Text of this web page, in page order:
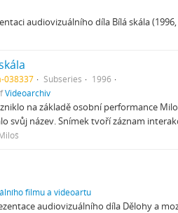
audiovizuálního díla Bílá skála
038337 Subseries
1996
Videoarchiv
na základě osobní performance
svůj název. Snímek tvoří záznam
filmu a videoartu
audiovizuálního díla Dělohy a